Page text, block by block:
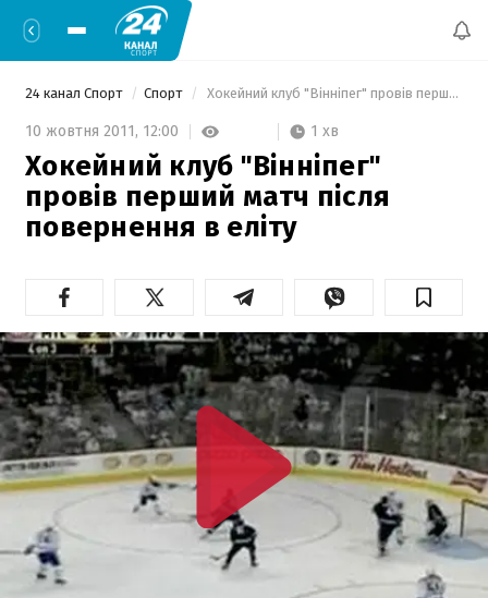
24 канал Спорт Спорт Хокейний клуб "Вінніпег" провів перший матч після повернення в еліту
10 жовтня 2011, 12:00 1 хв
Хокейний клуб "Вінніпег"
провів перший матч після
повернення в еліту